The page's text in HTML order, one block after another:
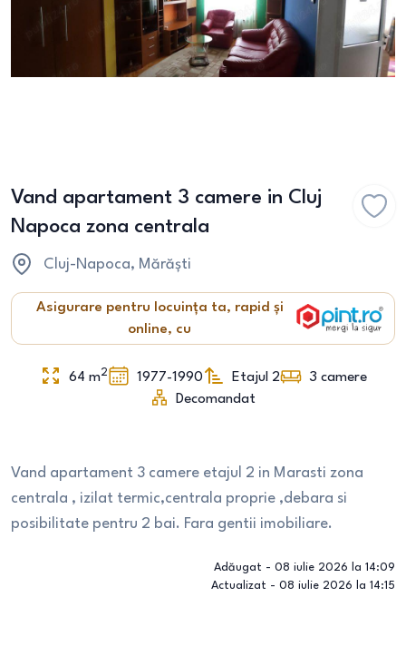
Vand apartament 3 camere in Cluj
Napoca zona centrala
Cluj-Napoca, Mărăști
Asigurare pentru locuința ta, rapid și
online, cu
64 m2 1977-1990 Etajul 2 3 camere
Decomandat
Vand apartament 3 camere etajul 2 in Marasti zona
centrala , izilat termic,centrala proprie ,debara si
posibilitate pentru 2 bai. Fara gentii imobiliare.
Adăugat - 08 iulie 2026 la 14:09
Actualizat - 08 iulie 2026 la 14:15